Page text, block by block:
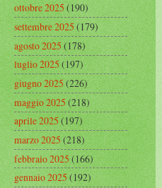
ottobre 2025(190)
settembre 2025(179)
agosto 2025(178)
luglio 2025(197)
giugno 2025(226)
maggio 2025(218)
aprile 2025(197)
marzo 2025(218)
febbraio 2025(166)
gennaio 2025(192)